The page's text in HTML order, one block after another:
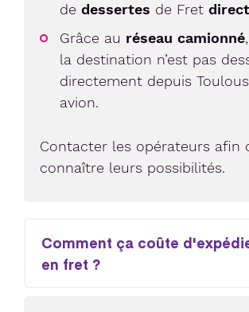
de dessertes de Fret
Grâce au réseau camionné
la destination n’est pas
directement depuis
avion.
Contacter les opérateurs afin
connaître leurs possibilités.
Comment ça coûte
en fret ?